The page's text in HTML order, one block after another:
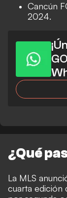
Cancún
2024.
¿Qué
La MLS
cuarta edición